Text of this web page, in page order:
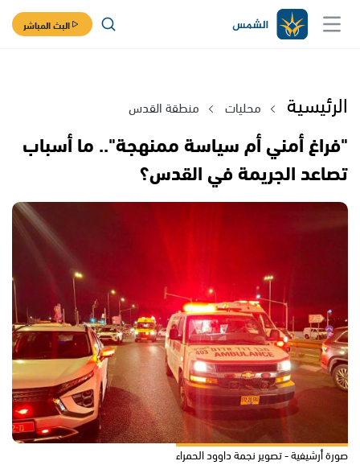
البث المباشر
الرئيسية محليات منطقة القدس
"فراغ أمني أم سياسة ممنهجة".. ما أسباب
تصاعد الجريمة في القدس؟
صورة أرشيفية - تصوير نجمة داوود الحمراء